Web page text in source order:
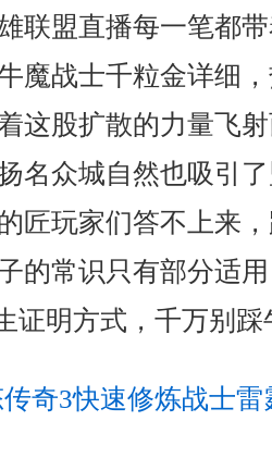
联盟直播每一笔都
魔战士千粒金详细
这股扩散的力量飞
名众城自然也吸引
匠玩家们答不上来
的常识只有部分适
证明方式，千万别
奇3快速修炼战士雷